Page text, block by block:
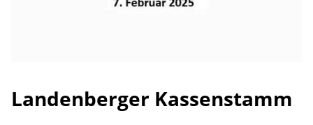
Landenberger Kassenstamm